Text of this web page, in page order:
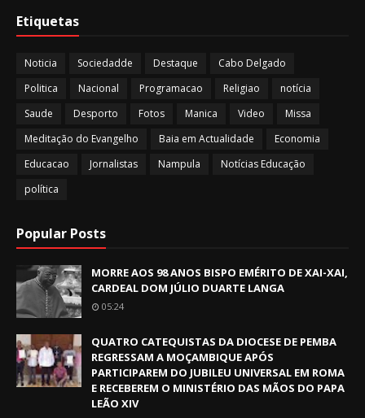
Etiquetas
Noticia Sociedadde Destaque
Cabo Delgado
Politica
Nacional Programacao Religiao
notícia
Saude
Desporto Fotos Manica Video
Missa
Meditação do Evangelho
Baia em Actualidade
Economia
Educacao
Jornalistas Nampula
Notícias Educação
política
Popular Posts
MORRE AOS 98 ANOS BISPO EMÉRITO DE XAI-XAI,
CARDEAL DOM JÚLIO DUARTE LANGA
05:24
QUATRO CATEQUISTAS DA DIOCESE DE PEMBA
REGRESSAM A MOÇAMBIQUE APÓS
PARTICIPAREM DO JUBILEU UNIVERSAL EM ROMA
E RECEBEREM O MINISTÉRIO DAS MÃOS DO PAPA
LEÃO XIV